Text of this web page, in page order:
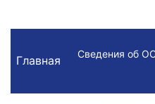
Главная Сведения об